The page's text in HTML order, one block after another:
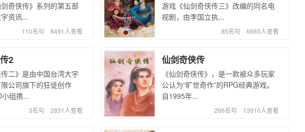
奇侠传》系列的第五部
资讯...
110名句 8491人查看
游戏《仙剑奇侠传三》改编的同名电
视剧，由李国立执...
85名句 6665人查看
2
传二》是由中国台湾大宇
公司旗下的狂徒创作
组携...
3名句 2831人查看
仙剑奇侠传
《仙剑奇侠传》，是一款被众多玩家
公认为“旷世奇作”的RPG经典游戏。
自1995年...
266名句 13910人查看